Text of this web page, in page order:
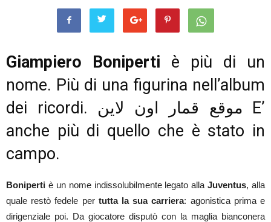
Giampiero Boniperti è più di un
nome. Più di una figurina nell’album
dei ricordi. موقع قمار اون لاين E’
anche più di quello che è stato in
campo.
Boniperti è un nome indissolubilmente legato allaJuventus, alla
quale restò fedele pertutta la sua carriera: agonistica prima e
dirigenziale poi. Da giocatore disputò con la maglia bianconera